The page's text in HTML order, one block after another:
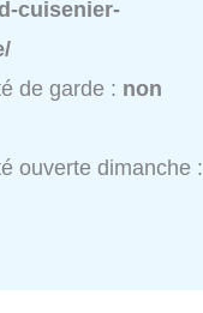
cuisenier-
de garde : non
ouverte dimanche :